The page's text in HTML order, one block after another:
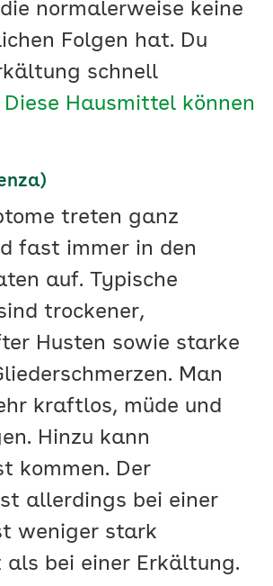
normalerweise keine
Folgen hat. Du
schnell
Diese Hausmittel können
treten ganz
fast immer in den
auf. Typische
trockener,
Husten sowie starke
Man
kraftlos, müde und
Hinzu kann
kommen. Der
allerdings bei einer
weniger stark
bei einer Erkältung.